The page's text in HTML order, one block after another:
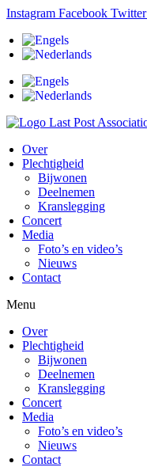
Ga
de
inhoud
Instagram Facebook Twitter
Over
Plechtigheid
Bijwonen
Deelnemen
Kranslegging
Concert
Media
Foto’s en video’s
Nieuws
Contact
Menu
Over
Plechtigheid
Bijwonen
Deelnemen
Kranslegging
Concert
Media
Foto’s en video’s
Nieuws
Contact